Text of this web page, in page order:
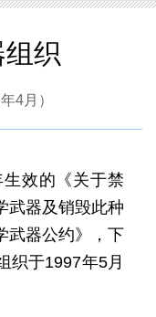
织
4月）
生效的《关于禁
武器及销毁此种
武器公约》，下
织于1997年5月